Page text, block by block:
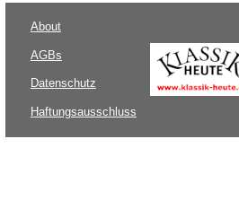
About
AGBs
Datenschutz
Haftungsausschluss